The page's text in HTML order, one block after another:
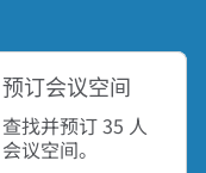
预订会议空间
查找并预订 35 人
会议空间。